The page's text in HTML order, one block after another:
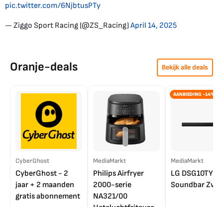
pic.twitter.com/6NjbtusPTy
— Ziggo Sport Racing (@ZS_Racing)April 14, 2025
Oranje-deals Bekijk alle deals
CyberGhost
CyberGhost - 2
jaar + 2 maanden
gratis abonnement
MediaMarkt
Philips Airfryer
2000-serie
NA321/00
AANBIEDING -14%
MediaMarkt
LG DSG10TY
Soundbar